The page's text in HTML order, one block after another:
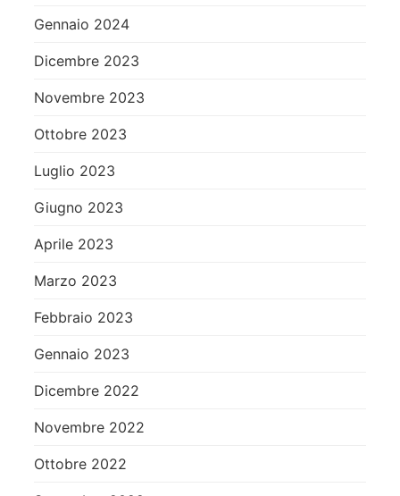
Gennaio 2024
Dicembre 2023
Novembre 2023
Ottobre 2023
Luglio 2023
Giugno 2023
Aprile 2023
Marzo 2023
Febbraio 2023
Gennaio 2023
Dicembre 2022
Novembre 2022
Ottobre 2022